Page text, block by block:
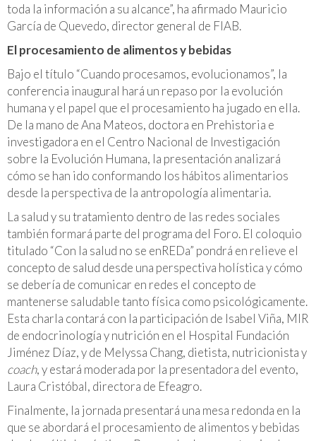
toda la información a su alcance”, ha afirmado Mauricio
García de Quevedo, director general de FIAB.
El procesamiento de alimentos y bebidas
Bajo el título “Cuando procesamos, evolucionamos”, la
conferencia inaugural hará un repaso por la evolución
humana y el papel que el procesamiento ha jugado en ella.
De la mano de Ana Mateos, doctora en Prehistoria e
investigadora en el Centro Nacional de Investigación
sobre la Evolución Humana, la presentación analizará
cómo se han ido conformando los hábitos alimentarios
desde la perspectiva de la antropología alimentaria.
La salud y su tratamiento dentro de las redes sociales
también formará parte del programa del Foro. El coloquio
titulado “Con la salud no se enREDa” pondrá en relieve el
concepto de salud desde una perspectiva holística y cómo
se debería de comunicar en redes el concepto de
mantenerse saludable tanto física como psicológicamente.
Esta charla contará con la participación de Isabel Viña, MIR
de endocrinología y nutrición en el Hospital Fundación
Jiménez Díaz, y de Melyssa Chang, dietista, nutricionista y
coach, y estará moderada por la presentadora del evento,
Laura Cristóbal, directora de Efeagro.
Finalmente, la jornada presentará una mesa redonda en la
que se abordará el procesamiento de alimentos y bebidas